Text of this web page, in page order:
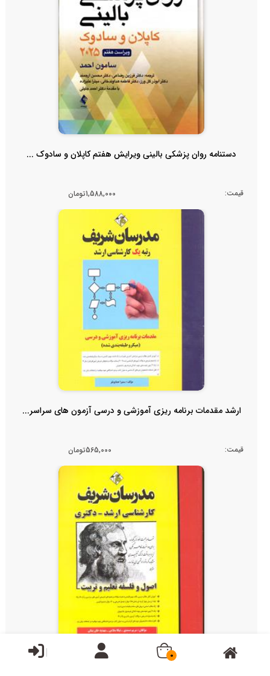
دستنامه روان پزشکی بالینی ویرایش هفتم کاپلان و سادوک ...
قیمت: 1,588,000تومان
ارشد مقدمات برنامه ریزی آموزشی و درسی آزمون های سراسر...
قیمت: 565,000تومان
0